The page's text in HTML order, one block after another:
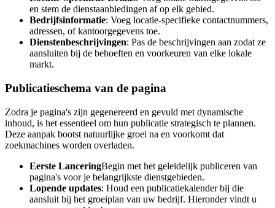
en stem de dienstaanbiedingen af op elk gebied.
Bedrijfsinformatie: Voeg locatie-specifieke contactnummers,
adressen, of kantoorgegevens toe.
Dienstenbeschrijvingen: Pas de beschrijvingen aan zodat ze
aansluiten bij de behoeften en voorkeuren van elke lokale
markt.
Publicatieschema van de pagina
Zodra je pagina's zijn gegenereerd en gevuld met dynamische
inhoud, is het essentieel om hun publicatie strategisch te plannen.
Deze aanpak bootst natuurlijke groei na en voorkomt dat
zoekmachines worden overladen.
Eerste LanceringBegin met het geleidelijk publiceren van
pagina's voor je belangrijkste dienstgebieden.
Lopende updates: Houd een publicatiekalender bij die
aansluit bij het groeiplan van uw bedrijf. Hieronder vindt u